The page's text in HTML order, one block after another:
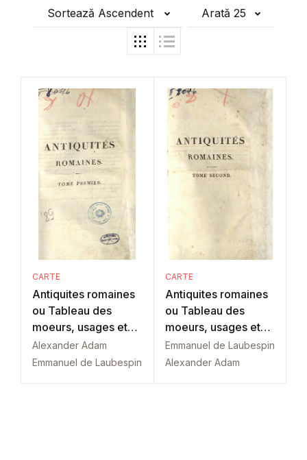
Sortează Ascendent Arată 25
CARTE
Antiquites romaines
ou Tableau des
moeurs, usages et
institutions
Alexander Adam
Emmanuel de Laubespin
CARTE
Antiquites romaines
ou Tableau des
moeurs, usages et
institutions: Tom 2
Emmanuel de Laubespin
Alexander Adam